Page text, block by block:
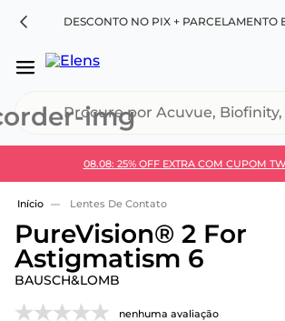
DESCONTO NO PIX + PARCELAMENTO
08.08: 25% OFF EXTRA COM CUPOM
Use 30HOJE e ganhe 30% OFF +
Lentes De Contato
PureVision® 2 For
Astigmatism 6
BAUSCH&LOMB
nenhuma avaliação